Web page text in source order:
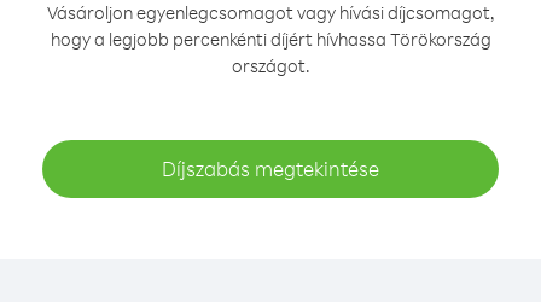
Vásároljon egyenlegcsomagot vagy hívási díjcsomagot,
hogy a legjobb percenkénti díjért hívhassa Törökország
országot.
Díjszabás megtekintése